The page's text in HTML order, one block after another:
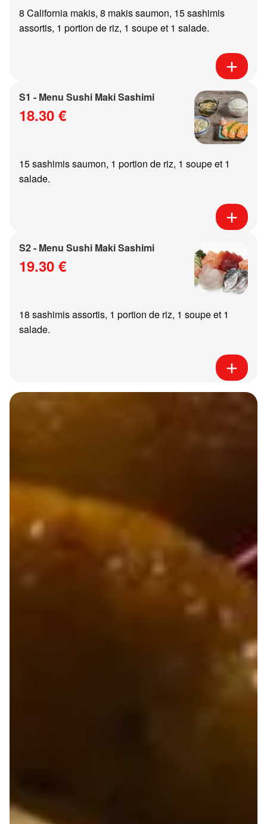
8 California makis, 8 makis saumon, 15 sashimis
assortis, 1 portion de riz, 1 soupe et 1 salade.
S1 - Menu Sushi Maki Sashimi
18.30 €
15 sashimis saumon, 1 portion de riz, 1 soupe et 1
salade.
S2 - Menu Sushi Maki Sashimi
19.30 €
18 sashimis assortis, 1 portion de riz, 1 soupe et 1
salade.